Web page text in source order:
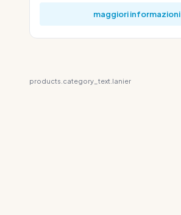
maggiori informazioni
products.category_text.lanier